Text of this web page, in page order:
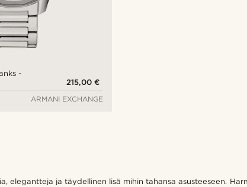
-
215,00 €
ARMANI EXCHANGE
elegantteja ja täydellinen lisä mihin tahansa asusteeseen.